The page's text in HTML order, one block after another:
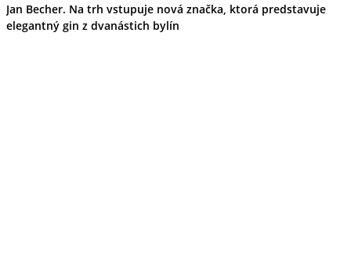
Jan Becher. Na trh vstupuje nová značka, ktorá predstavuje
elegantný gin z dvanástich bylín